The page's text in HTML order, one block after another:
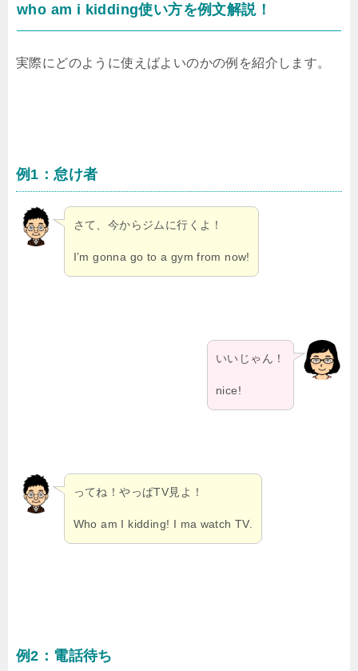
who am i kidding使い方を例文解説！
実際にどのように使えばよいのかの例を紹介します。
例1：怠け者
さて、今からジムに行くよ！
I’m gonna go to a gym from now!
いいじゃん！
nice!
ってね！やっぱTV見よ！
Who am I kidding! I ma watch TV.
例2：電話待ち